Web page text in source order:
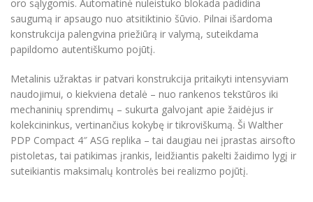
oro sąlygomis. Automatinė nuleistuko blokada padidina
saugumą ir apsaugo nuo atsitiktinio šūvio. Pilnai išardoma
konstrukcija palengvina priežiūrą ir valymą, suteikdama
papildomo autentiškumo pojūtį.
Metalinis užraktas ir patvari konstrukcija pritaikyti intensyviam
naudojimui, o kiekviena detalė – nuo rankenos tekstūros iki
mechaninių sprendimų – sukurta galvojant apie žaidėjus ir
kolekcininkus, vertinančius kokybę ir tikroviškumą. Ši Walther
PDP Compact 4″ ASG replika – tai daugiau nei įprastas airsofto
pistoletas, tai patikimas įrankis, leidžiantis pakelti žaidimo lygį ir
suteikiantis maksimalų kontrolės bei realizmo pojūtį.